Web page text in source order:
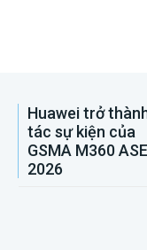
Huawei trở
tác sự kiện của
GSMA M360
2026